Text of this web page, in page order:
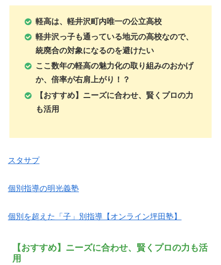
軽高は、軽井沢町内唯一の公立高校
軽井沢っ子も通っている地元の高校なので、
統廃合の対象になるのを避けたい
ここ数年の軽高の魅力化の取り組みのおかげ
か、倍率が右肩上がり！？
【おすすめ】ニーズに合わせ、賢くプロの力
も活用
スタサプ
個別指導の明光義塾
個別を超えた「子」別指導【オンライン坪田塾】
【おすすめ】ニーズに合わせ、賢くプロの力も活
用